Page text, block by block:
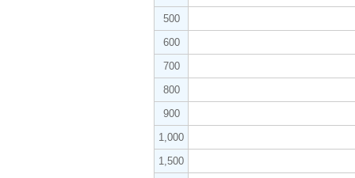
500
600
700
800
900
1,000
1,500